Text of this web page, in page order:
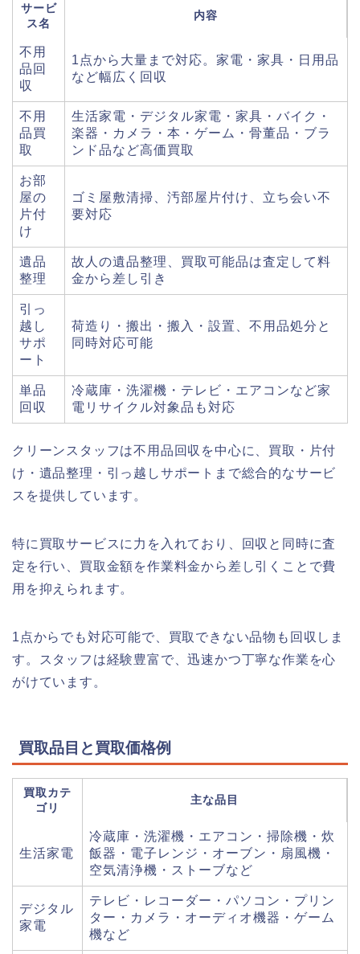
サービ
ス名
内容
不用
品回
収
1点から大量まで対応。家電・家具・日用品
など幅広く回収
不用
品買
取
生活家電・デジタル家電・家具・バイク・
楽器・カメラ・本・ゲーム・骨董品・ブラ
ンド品など高価買取
お部
屋の
片付
け
ゴミ屋敷清掃、汚部屋片付け、立ち会い不
要対応
遺品
整理
故人の遺品整理、買取可能品は査定して料
金から差し引き
引っ
越し
サポ
ート
荷造り・搬出・搬入・設置、不用品処分と
同時対応可能
単品
回収
冷蔵庫・洗濯機・テレビ・エアコンなど家
電リサイクル対象品も対応
クリーンスタッフは不用品回収を中心に、買取・片付
け・遺品整理・引っ越しサポートまで総合的なサービ
スを提供しています。
特に買取サービスに力を入れており、回収と同時に査
定を行い、買取金額を作業料金から差し引くことで費
用を抑えられます。
1点からでも対応可能で、買取できない品物も回収しま
す。スタッフは経験豊富で、迅速かつ丁寧な作業を心
がけています。
買取品目と買取価格例
買取カテ
ゴリ
主な品目
生活家電
冷蔵庫・洗濯機・エアコン・掃除機・炊
飯器・電子レンジ・オーブン・扇風機・
空気清浄機・ストーブなど
デジタル
家電
テレビ・レコーダー・パソコン・プリン
ター・カメラ・オーディオ機器・ゲーム
機など